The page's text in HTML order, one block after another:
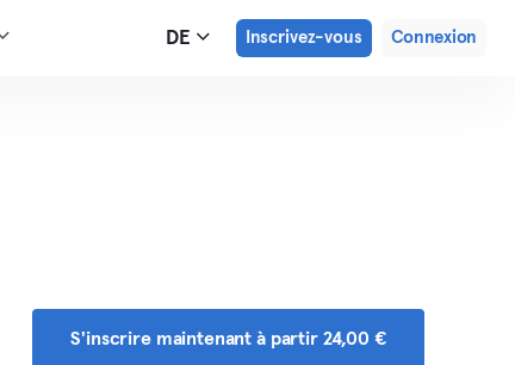
DE Inscrivez-vous Connexion
S'inscrire maintenant à partir 24,00 €